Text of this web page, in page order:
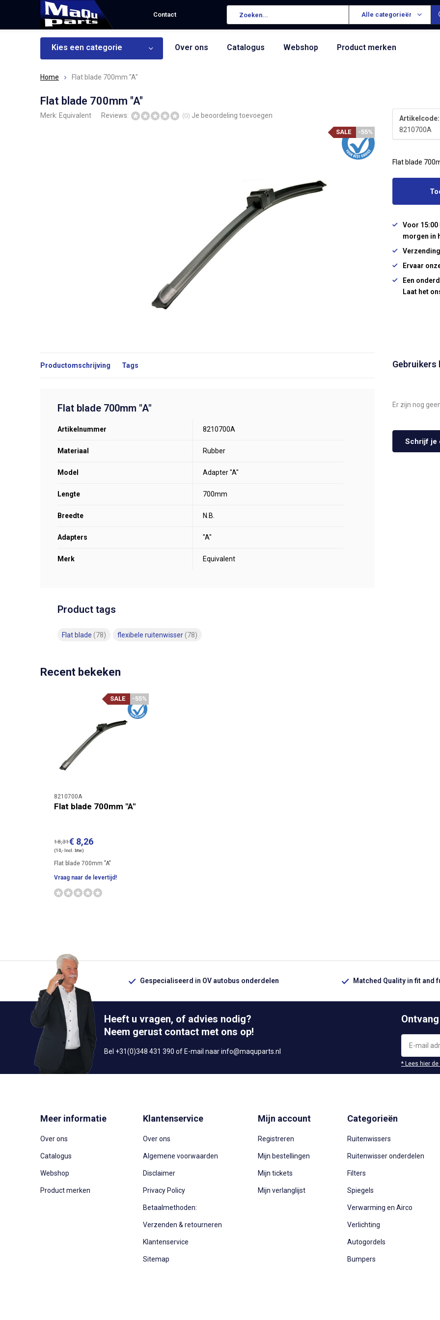
Contact Alle categorieën
Kies een categorie Over ons Catalogus Webshop Product merken
Home Flat blade 700mm "A"
Flat blade 700mm "A"
Merk: Equivalent Reviews: (0) Je beoordeling toevoegen
-55%
SALE
Artikelcode:
8210700A
Flat blade
Voor 15:00
morgen in
Ervaar
Een
Laat het
Productomschrijving Tags
Flat blade 700mm "A"
Artikelnummer 8210700A
Materiaal Rubber
Model Adapter "A"
Lengte 700mm
Breedte N.B.
Adapters "A"
Merk Equivalent
Product tags
Flat blade (78) flexibele ruitenwisser (78)
Gebruikers
Er zijn nog
Schrijf je
Recent bekeken
8210700A
Flat blade 700mm "A"
-55%
SALE
18,31€ 8,26
(10,- Incl. btw)
Flat blade 700mm "A"
Vraag naar de levertijd!
Gespecialiseerd in OV autobus onderdelen Matched Quality in fit and
Heeft u vragen, of advies nodig?
Neem gerust contact met ons op!
Bel +31(0)348 431 390 of E-mail naarinfo@maquparts.nl
* Lees hier
Meer informatie
Over ons
Catalogus
Webshop
Product merken
Klantenservice
Over ons
Algemene voorwaarden
Disclaimer
Privacy Policy
Betaalmethoden:
Verzenden & retourneren
Klantenservice
Sitemap
Mijn account
Registreren
Mijn bestellingen
Mijn tickets
Mijn verlanglijst
Categorieën
Ruitenwissers
Ruitenwisser onderdelen
Filters
Spiegels
Verwarming en Airco
Verlichting
Autogordels
Bumpers